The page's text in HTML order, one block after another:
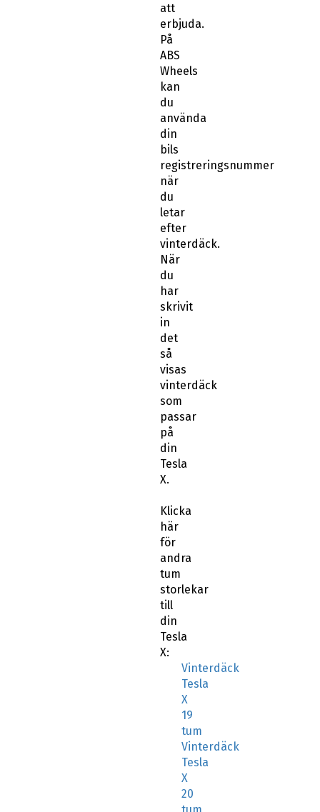
att
erbjuda.
På
ABS
Wheels
kan
du
använda
din
bils
registreringsnummer
när
du
letar
efter
vinterdäck.
När
du
har
skrivit
in
det
så
visas
vinterdäck
som
passar
på
din
Tesla
X.
Klicka
här
för
andra
tum
storlekar
till
din
Tesla
X:
Vinterdäck
Tesla
X
19
tum
Vinterdäck
Tesla
X
20
tum